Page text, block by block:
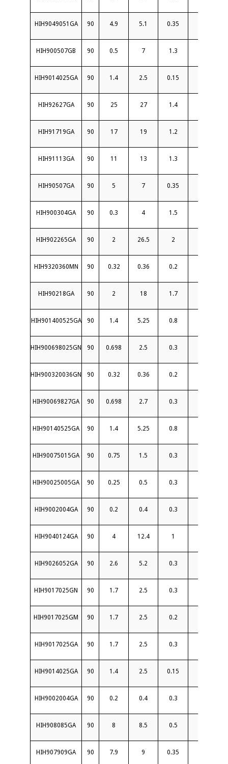
HIH9049051GA 90 4.9 5.1 0.35
HIH900507GB 90 0.5 7 1.3
HIH9014025GA 90 1.4 2.5 0.15
HIH92627GA 90 25 27 1.4
HIH91719GA 90 17 19 1.2
HIH91113GA 90 11 13 1.3
HIH90507GA 90 5 7 0.35
HIH900304GA 90 0.3 4 1.5
HIH902265GA 90 2 26.5 2
HIH9320360MN 90 0.32 0.36 0.2
HIH90218GA 90 2 18 1.7
HIH901400525GA 90 1.4 5.25 0.8
HIH900698025GN 90 0.698 2.5 0.3
HIH900320036GN 90 0.32 0.36 0.2
HIH90069827GA 90 0.698 2.7 0.3
HIH90140525GA 90 1.4 5.25 0.8
HIH90075015GA 90 0.75 1.5 0.3
HIH90025005GA 90 0.25 0.5 0.3
HIH9002004GA 90 0.2 0.4 0.3
HIH9040124GA 90 4 12.4 1
HIH9026052GA 90 2.6 5.2 0.3
HIH9017025GN 90 1.7 2.5 0.3
HIH9017025GM 90 1.7 2.5 0.2
HIH9017025GA 90 1.7 2.5 0.3
HIH9014025GA 90 1.4 2.5 0.15
HIH9002004GA 90 0.2 0.4 0.3
HIH908085GA 90 8 8.5 0.5
HIH907909GA 90 7.9 9 0.35